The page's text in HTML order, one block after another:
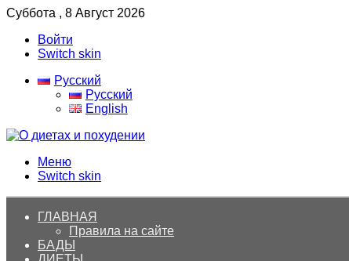
Суббота , 8 Август 2026
Войти
Switch skin
Русский
Русский
English
Меню
Switch skin
ГЛАВНАЯ
Правила на сайте
БАДЫ